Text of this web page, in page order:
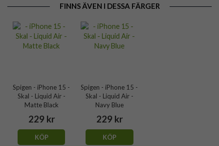
FINNS ÄVEN I DESSA FÄRGER
Spigen - iPhone 15 -
Skal - Liquid Air -
Matte Black
229 kr
KÖP
Spigen - iPhone 15 -
Skal - Liquid Air -
Navy Blue
229 kr
KÖP